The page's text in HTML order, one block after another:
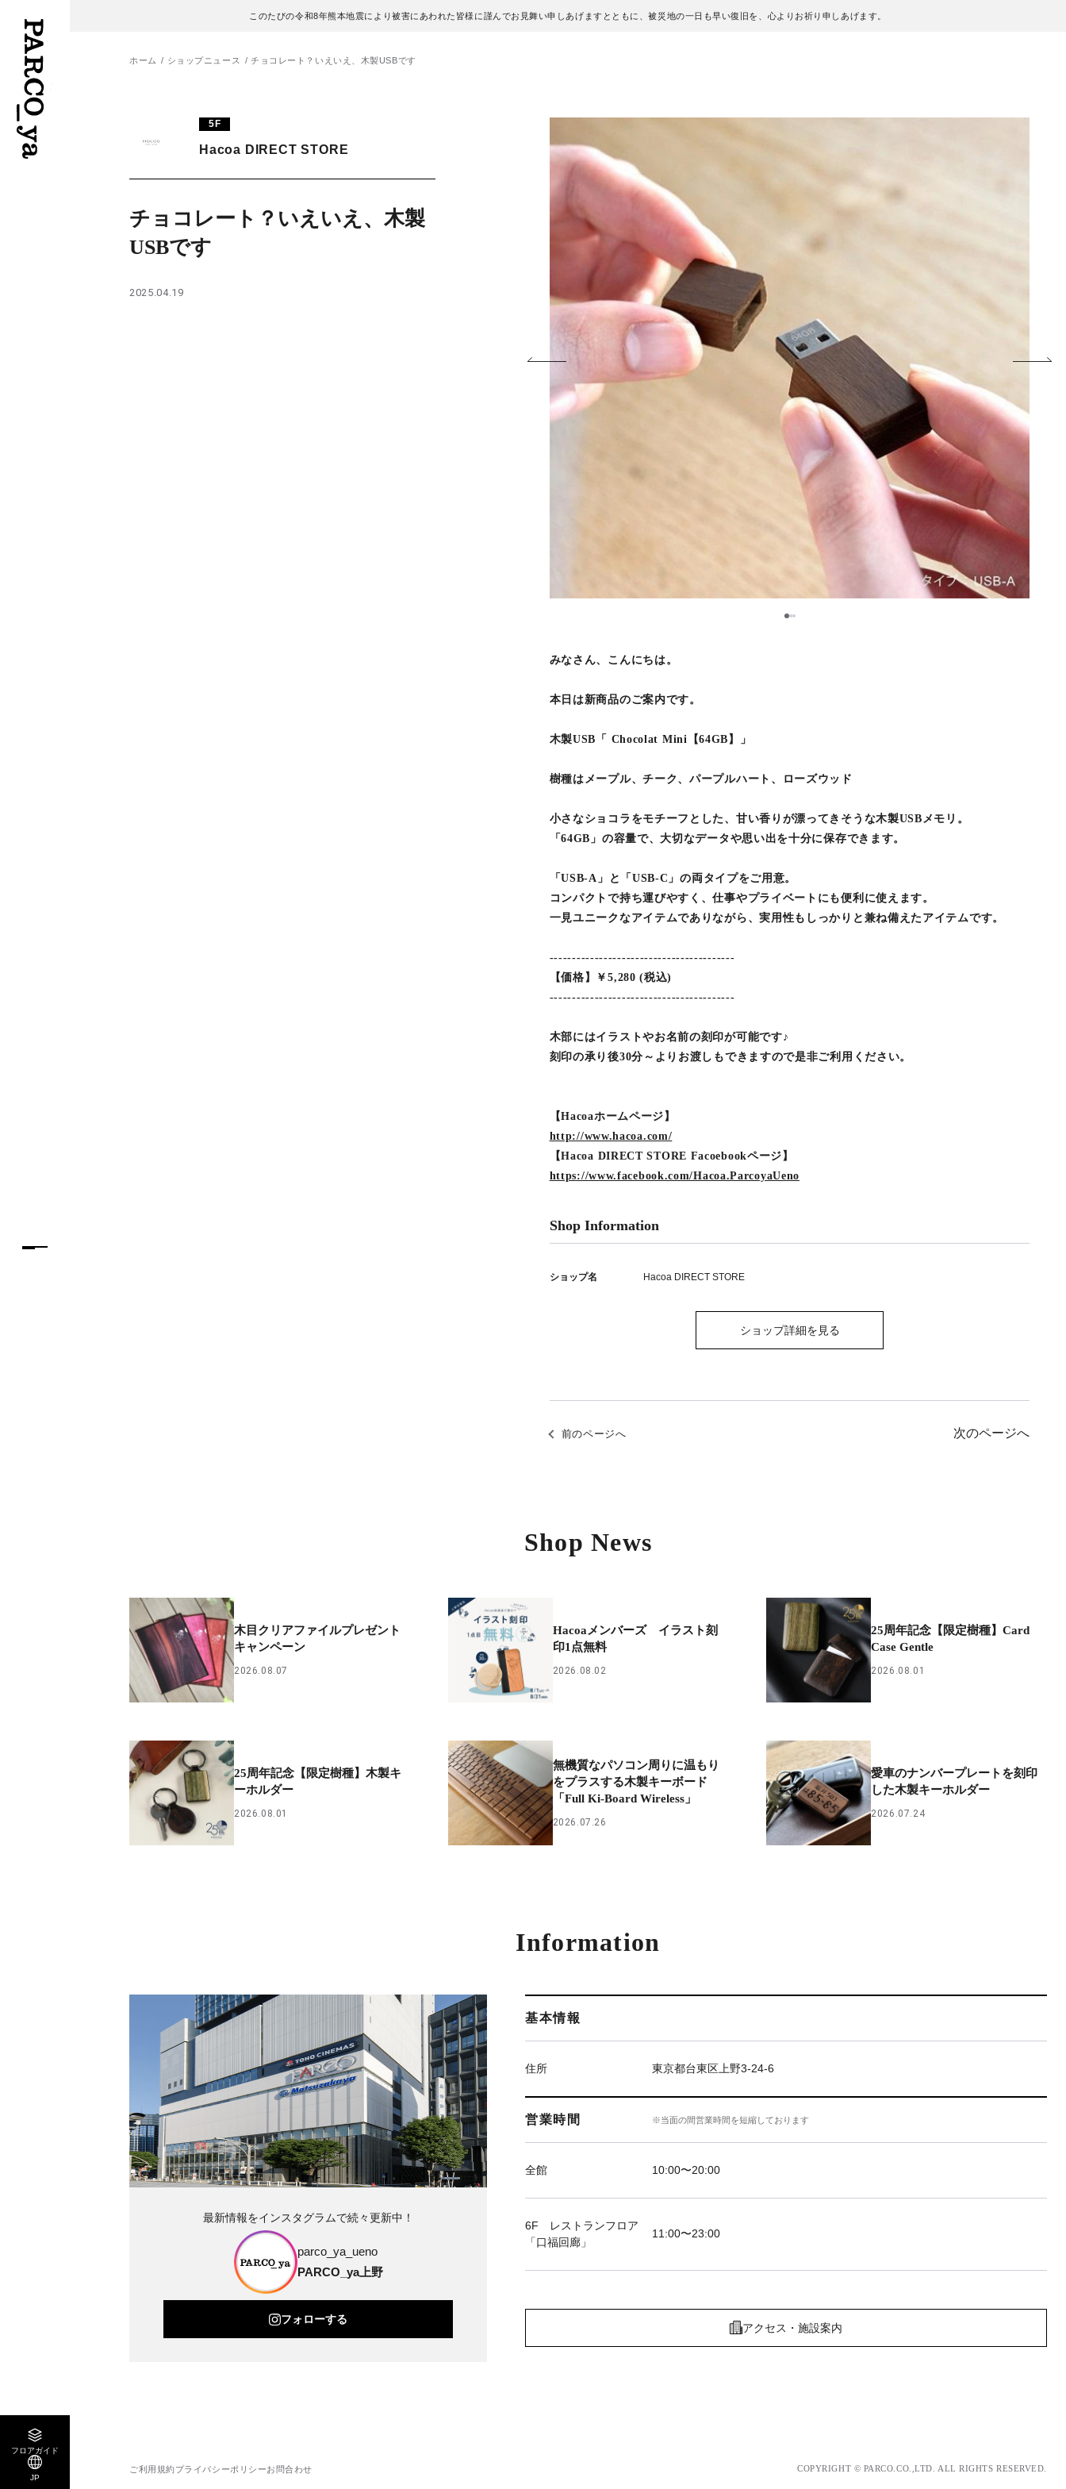
このたびの令和8年熊本地震により被害にあわれた皆様に謹んでお見舞い申しあげますとともに、被災地の一日も早い復旧を、心よりお祈り申しあげます。
フロアガイド
JP
施設案内・アクセス
ホーム ショップニュース チョコレート？いえいえ、木製USBです
5F
Hacoa DIRECT STORE
チョコレート？いえいえ、木製
USBです
2025.04.19
123
みなさん、こんにちは。
本日は新商品のご案内です。
木製USB「 Chocolat Mini【64GB】」
樹種はメープル、チーク、パープルハート、ローズウッド
小さなショコラをモチーフとした、甘い香りが漂ってきそうな木製USBメモリ。
「64GB」の容量で、大切なデータや思い出を十分に保存できます。
「USB-A」と「USB-C」の両タイプをご用意。
コンパクトで持ち運びやすく、仕事やプライベートにも便利に使えます。
一見ユニークなアイテムでありながら、実用性もしっかりと兼ね備えたアイテムです。
-----------------------------------------
【価格】￥5,280 (税込)
-----------------------------------------
木部にはイラストやお名前の刻印が可能です♪
刻印の承り後30分～よりお渡しもできますので是非ご利用ください。
【Hacoaホームページ】
http://www.hacoa.com/
【Hacoa DIRECT STORE Facoebookページ】
https://www.facebook.com/Hacoa.ParcoyaUeno
Shop Information
ショップ名 Hacoa DIRECT STORE
ショップ詳細を見る
前のページへ 次のページへ
Shop News
木目クリアファイルプレゼント
キャンペーン
2026.08.07
Hacoaメンバーズ イラスト刻
印1点無料
2026.08.02
25周年記念【限定樹種】Card
Case Gentle
2026.08.01
25周年記念【限定樹種】木製キ
ーホルダー
2026.08.01
無機質なパソコン周りに温もり
をプラスする木製キーボード
「Full Ki-Board Wireless」
2026.07.26
愛車のナンバープレートを刻印
した木製キーホルダー
2026.07.24
Information
基本情報
住所 東京都台東区上野3-24-6
営業時間 ※当面の間営業時間を短縮しております
全館 10:00〜20:00
6F レストランフロア
「口福回廊」
11:00〜23:00
アクセス・施設案内
最新情報をインスタグラムで続々更新中！
parco_ya_ueno
PARCO_ya上野
フォローする
ご利用規約プライバシーポリシーお問合わせ COPYRIGHT © PARCO.CO.,LTD. ALL RIGHTS RESERVED.